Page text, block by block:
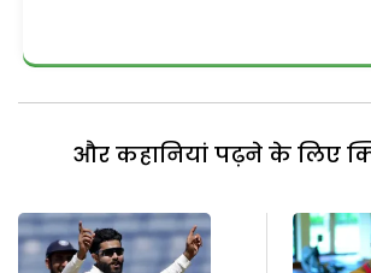
और कहानियां पढ़ने के लिए